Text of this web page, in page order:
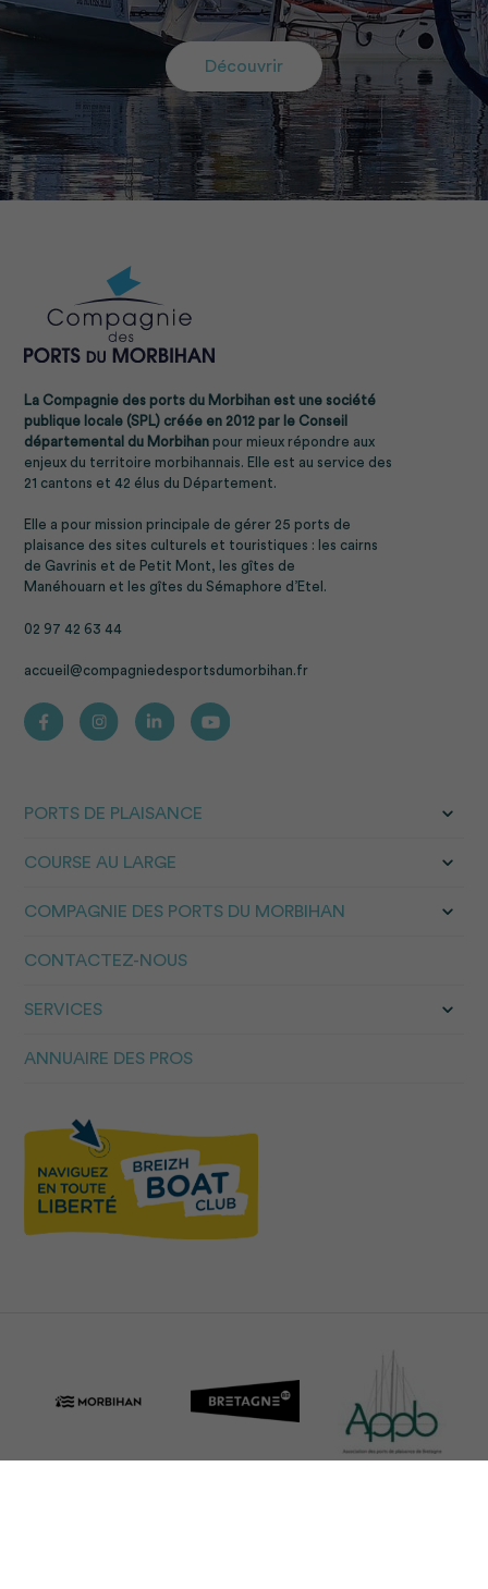
Découvrir
La Compagnie des ports du Morbihan est une société
publique locale (SPL) créée en 2012 par le Conseil
départemental du Morbihan pour mieux répondre aux
enjeux du territoire morbihannais. Elle est au service des
21 cantons et 42 élus du Département.
Elle a pour mission principale de gérer 25 ports de
plaisance des sites culturels et touristiques : les cairns
de Gavrinis et de Petit Mont, les gîtes de
Manéhouarn et les gîtes duSémaphore d’Etel.
02 97 42 63 44
accueil@compagniedesportsdumorbihan.fr
PORTS DE PLAISANCE
COURSE AU LARGE
COMPAGNIE DES PORTS DU MORBIHAN
CONTACTEZ-NOUS
SERVICES
ANNUAIRE DES PROS